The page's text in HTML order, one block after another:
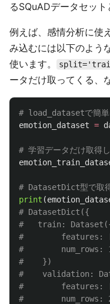
るSQuADデータセット
例えば、感情分析に使
み込むには以下のよう
使います。
ータだけ取ってくる、
emotion_dataset =
print (
# DatasetDict({
#   train:
#
#        num_rows:
#    })
#    validation:
#
#        num_rows: